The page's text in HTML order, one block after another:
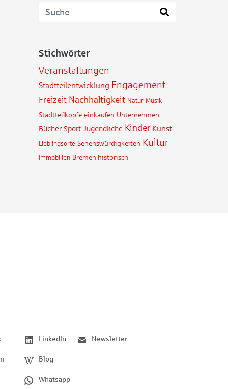
Stichwörter
Veranstaltungen
Stadtteilentwicklung Engagement
Freizeit Nachhaltigkeit Natur Musik
Stadtteilköpfe einkaufen Unternehmen
Bücher Sport Jugendliche Kinder Kunst
Lieblingsorte Sehenswürdigkeiten Kultur
Immobilien Bremen historisch
LinkedIn
Blog
Whatsapp
Newsletter